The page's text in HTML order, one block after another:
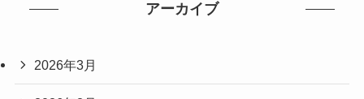
アーカイブ
2026年3月